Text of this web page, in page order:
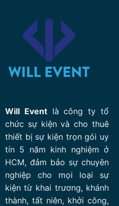
Will Eventlà công ty tổ
chức sự kiện và cho thuê
thiết bị sự kiện trọn gói uy
tín 5 năm kinh nghiệm ở
HCM, đảm bảo sự chuyên
nghiệp cho mọi loại sự
kiện từ khai trương, khánh
thành, tất niên, khởi công,